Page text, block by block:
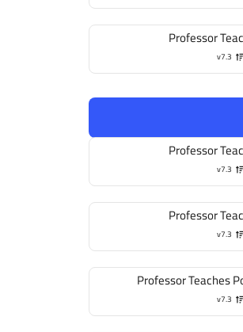
Professor
v7.3
Professor
v7.3
Professor
v7.3
Professor Teaches
v7.3